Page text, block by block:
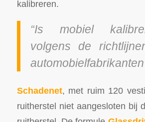
kalibreren.
“Is mobiel
volgens de
Schadenet, met ruim 120
ruitherstel niet aangesloten bij